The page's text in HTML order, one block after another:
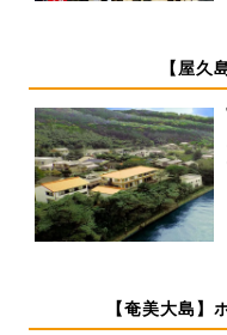
【屋久
【奄美大島】